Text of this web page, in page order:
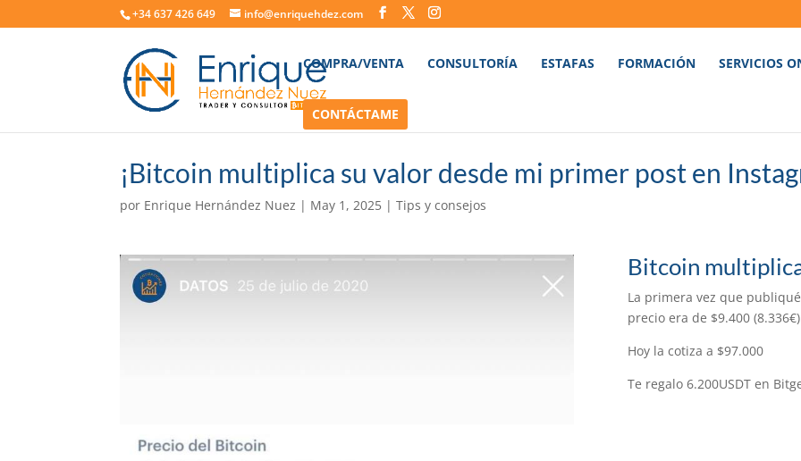
+34 637 426 649 info@enriquehdez.com
COMPRA/VENTA CONSULTORÍA ESTAFAS FORMACIÓN SERVICIOS
CONTÁCTAME
¡Bitcoin multiplica su valor desde mi primer post en
por Enrique Hernández Nuez | May 1, 2025 |Tips y consejos
Bitcoin
La primera vez que
precio era de $9.400
Hoy la cotiza a $97.000
Te regalo 6.200USDT en